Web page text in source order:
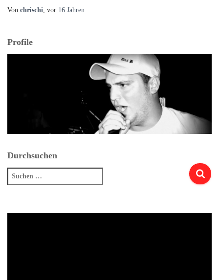
Von chrischi, vor 16 Jahren
Profile
Durchsuchen
Suchen
nach: